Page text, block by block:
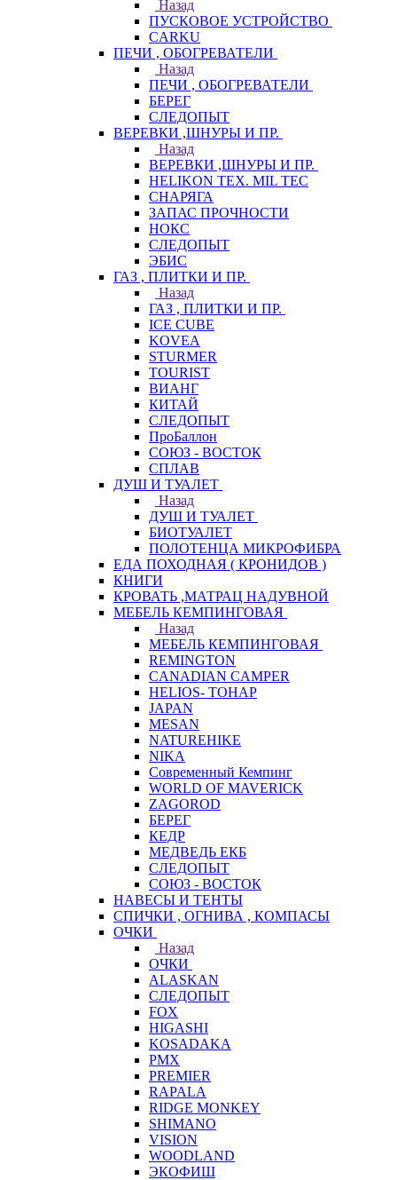
Назад
ПУСКОВОЕ УСТРОЙСТВО
CARKU
ПЕЧИ , ОБОГРЕВАТЕЛИ
Назад
ПЕЧИ , ОБОГРЕВАТЕЛИ
БЕРЕГ
СЛЕДОПЫТ
ВЕРЕВКИ ,ШНУРЫ И ПР.
Назад
ВЕРЕВКИ ,ШНУРЫ И ПР.
HELIKON TEX. MIL TEC
СНАРЯГА
ЗАПАС ПРОЧНОСТИ
НОКС
СЛЕДОПЫТ
ЭБИС
ГАЗ , ПЛИТКИ И ПР.
Назад
ГАЗ , ПЛИТКИ И ПР.
ICE CUBE
KOVEA
STURMER
TOURIST
ВИАНГ
КИТАЙ
СЛЕДОПЫТ
ПроБаллон
СОЮЗ - ВОСТОК
СПЛАВ
ДУШ И ТУАЛЕТ
Назад
ДУШ И ТУАЛЕТ
БИОТУАЛЕТ
ПОЛОТЕНЦА МИКРОФИБРА
ЕДА ПОХОДНАЯ ( КРОНИДОВ )
КНИГИ
КРОВАТЬ ,МАТРАЦ НАДУВНОЙ
МЕБЕЛЬ КЕМПИНГОВАЯ
Назад
МЕБЕЛЬ КЕМПИНГОВАЯ
REMINGTON
CANADIAN CAMPER
HELIOS- ТОНАР
JAPAN
MESAN
NATUREHIKE
NIKA
Современный Кемпинг
WORLD OF MAVERICK
ZAGOROD
БЕРЕГ
КЕДР
МЕДВЕДЬ ЕКБ
СЛЕДОПЫТ
СОЮЗ - ВОСТОК
НАВЕСЫ И ТЕНТЫ
СПИЧКИ , ОГНИВА , КОМПАСЫ
ОЧКИ
Назад
ОЧКИ
ALASKAN
СЛЕДОПЫТ
FOX
HIGASHI
KOSADAKA
PMX
PREMIER
RAPALA
RIDGE MONKEY
SHIMANO
VISION
WOODLAND
ЭКОФИШ